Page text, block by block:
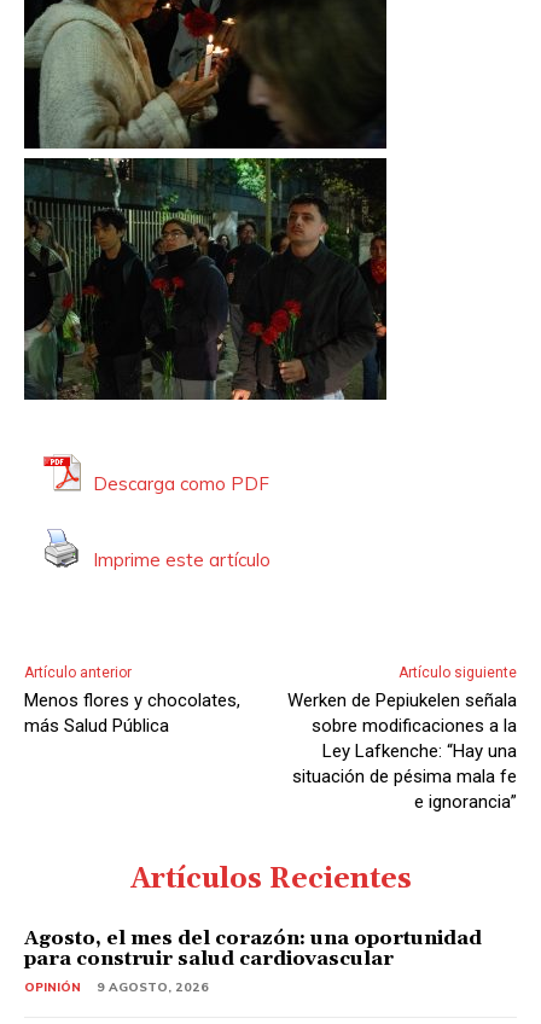
Descarga como PDF
Imprime este artículo
Artículo anterior
Menos flores y chocolates,
más Salud Pública
Artículo siguiente
Werken de Pepiukelen señala
sobre modificaciones a la
Ley Lafkenche: “Hay una
situación de pésima mala fe
e ignorancia”
Artículos Recientes
Agosto, el mes del corazón: una oportunidad
para construir salud cardiovascular
OPINIÓN 9 AGOSTO, 2026